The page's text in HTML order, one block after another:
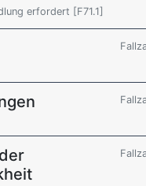
erfordert [F71.1]